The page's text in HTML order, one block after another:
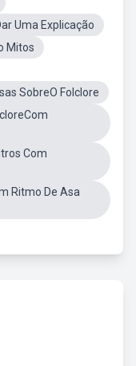
Uma Explicação
Mitos
SobreO Folclore
Com
Ritmo De Asa